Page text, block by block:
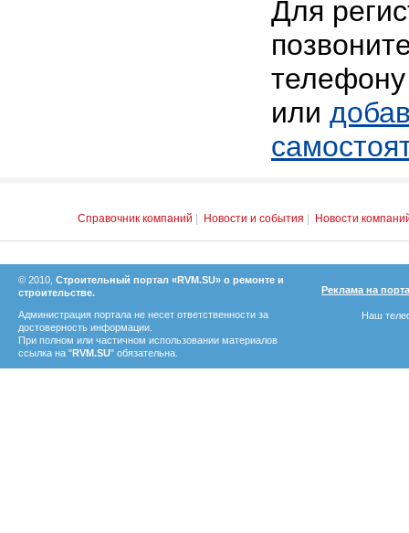
Для
или
Справочник компаний Новости и события Новости
© 2010, Строительный портал «RVM.SU» о ремонте и
строительстве.
Администрация портала не несет ответственности за
достоверность информации.
При полном или частичном использовании материалов
ссылка на "RVM.SU" обязательна.
Реклама на
Наш